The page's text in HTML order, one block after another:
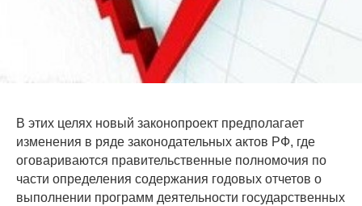
В этих целях новый законопроект предполагает
изменения в ряде законодательных актов РФ, где
оговариваются правительственные полномочия по
части определения содержания годовых отчетов о
выполнении программ деятельности государственных